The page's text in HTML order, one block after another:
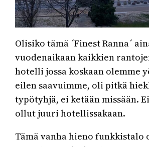
Olisiko tämä ´Finest Ranna´
vuodenaikaan kaikkien
hotelli jossa koskaan olemme
eilen saavuimme, oli pitkä
typötyhjä, ei ketään missään.
ollut juuri hotellissakaan.
Tämä vanha hieno funkkistalo